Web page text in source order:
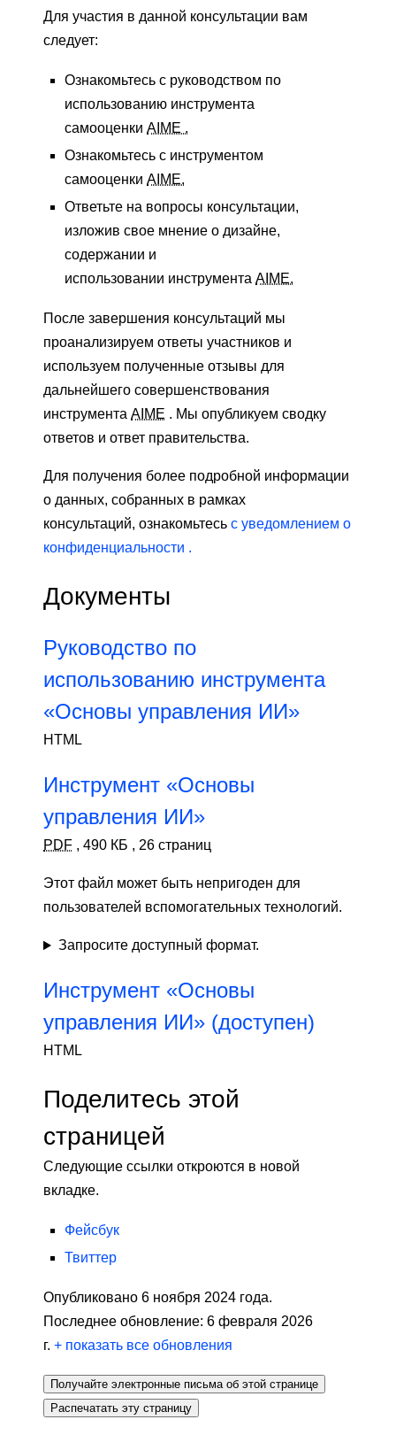
Для участия в данной консультации вам
следует:
Ознакомьтесь с руководством по
использованию инструмента
самооценки AIME .
Ознакомьтесь с инструментом
самооценки AIME.
Ответьте на вопросы консультации,
изложив свое мнение о дизайне,
содержании и
использовании инструмента AIME.
После завершения консультаций мы
проанализируем ответы участников и
используем полученные отзывы для
дальнейшего совершенствования
инструмента AIME . Мы опубликуем сводку
ответов и ответ правительства.
Для получения более подробной информации
о данных, собранных в рамках
консультаций, ознакомьтесь с уведомлением о
конфиденциальности .
Документы
Руководство по
использованию инструмента
«Основы управления ИИ»
HTML
Инструмент «Основы
управления ИИ»
PDF , 490 КБ , 26 страниц
Этот файл может быть непригоден для
пользователей вспомогательных технологий.
Запросите доступный формат.
Инструмент «Основы
управления ИИ» (доступен)
HTML
Поделитесь этой
страницей
Следующие ссылки откроются в новой
вкладке.
Фейсбук
Твиттер
Опубликовано 6 ноября 2024 года.
Последнее обновление: 6 февраля 2026
г. + показать все обновления
Получайте электронные письма об этой странице
Распечатать эту страницу